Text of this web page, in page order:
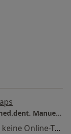
Zahnmedizin im Jahrhunderthaus Dr.med.dent. Manuel Kenter und Björn Kenter
Dieser Arzt bzw. diese Ärztin bietet keine Online-Terminbuchung an diesem Standort an.